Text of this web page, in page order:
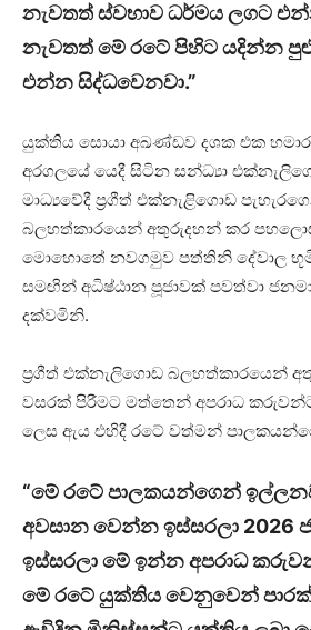
නැවතත් ස්වභාව ධර්මය ලගට
නැවතත් මේ රටේ පිහිට යදින්න
එන්න සිද්ධවෙනවා.”
යුක්තිය සොයා අඛණ්ඩව දශක එක
අරගලයේ යෙදී සිටින සන්ධ්‍යා
මාධ්‍යවේදී ප්‍රගීත් එක්නැළිගොඩ
බලහත්කාරයෙන් අතුරුදහන් කර
මොහොතේ නවගමුව පත්තිනි දේවාල
සමඟින් අධිෂ්ඨාන පූජාවක් පවත්වා
දක්වමිනි.
ප්‍රගීත් එක්නැලිගොඩ බලහත්කාරයෙන්
වසරක් පිරීමට මත්තෙන් අපරාධ
ලෙස ඇය එහිදී රටේ වත්මන්
“මේ රටේ පාලකයන්ගෙන්
අවසාන වෙන්න ඉස්සරලා 2026
ඉස්සරලා මේ ඉන්න අපරාධ
මේ රටේ යුක්තිය වෙනුවෙන්